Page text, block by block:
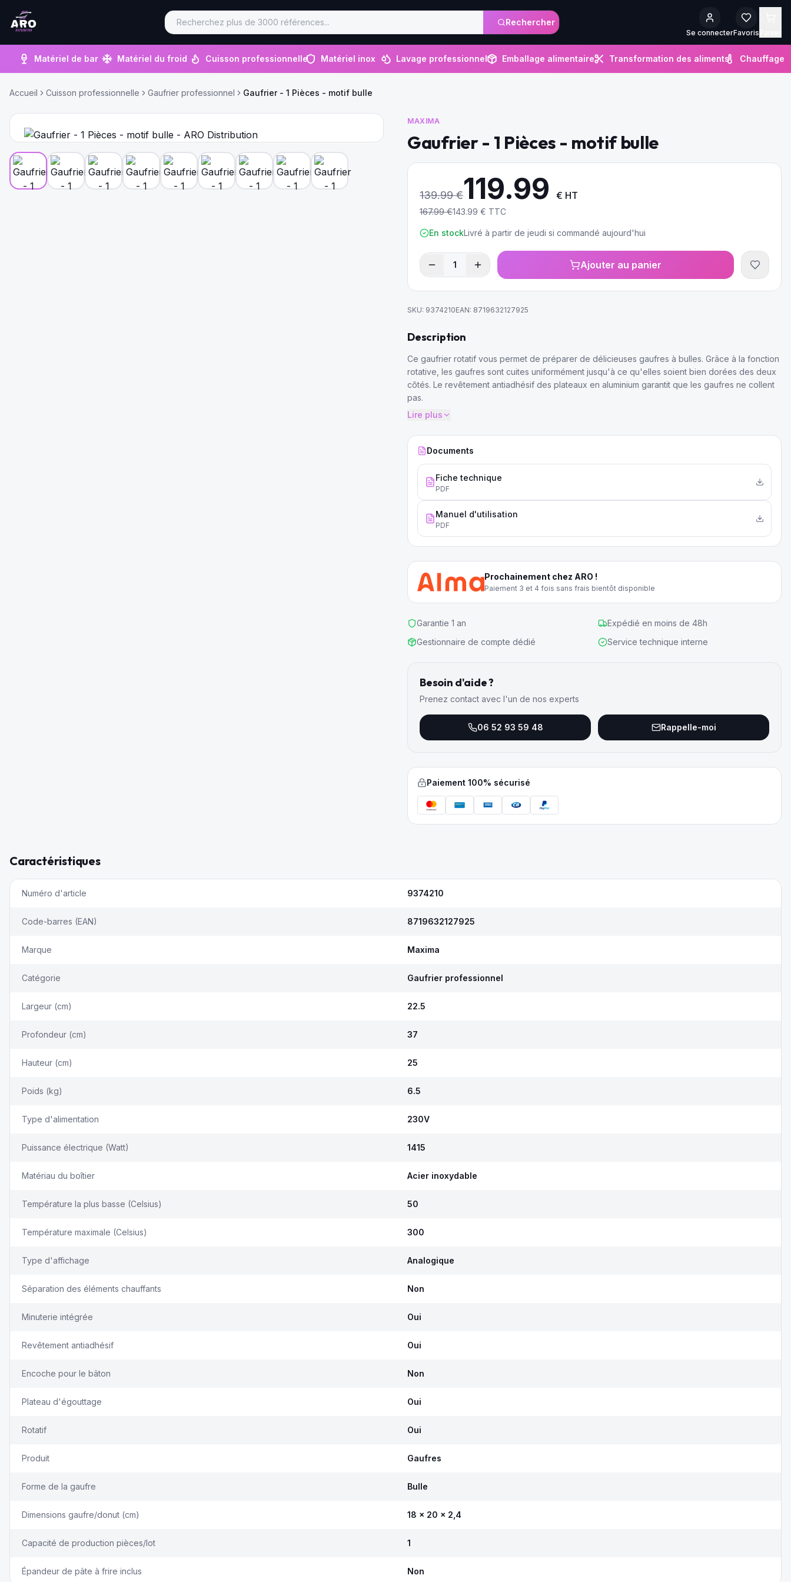
Rechercher
Se connecterFavoris
Matériel de bar Matériel du froid Cuisson professionnelle Matériel inox Lavage professionnel Emballage alimentaire Transformation des aliments Chauffage
Accueil Cuisson professionnelle Gaufrier professionnel Gaufrier - 1 Pièces - motif bulle
MAXIMA
Gaufrier - 1 Pièces - motif bulle
139.99€119.99 € HT
167.99€143.99 € TTC
En stockLivré à partir de jeudi si commandé aujourd'hui
1 Ajouter au panier
SKU: 9374210EAN: 8719632127925
Description
Ce gaufrier rotatif vous permet de préparer de délicieuses gaufres à bulles. Grâce à la fonction
rotative, les gaufres sont cuites uniformément jusqu'à ce qu'elles soient bien dorées des deux
côtés. Le revêtement antiadhésif des plateaux en aluminium garantit que les gaufres ne collent
pas.
Lire plus
Documents
Fiche technique
PDF
Manuel d'utilisation
PDF
Prochainement chez ARO !
Paiement 3 et 4 fois sans frais bientôt disponible
Garantie 1 an
Expédié en moins de 48h
Gestionnaire de compte dédié
Service technique interne
Besoin d'aide ?
Prenez contact avec l'un de nos experts
06 52 93 59 48 Rappelle-moi
Paiement 100% sécurisé
Caractéristiques
Numéro d'article 9374210
Code-barres (EAN) 8719632127925
Marque Maxima
Catégorie Gaufrier professionnel
Largeur (cm) 22.5
Profondeur (cm) 37
Hauteur (cm) 25
Poids (kg) 6.5
Type d'alimentation 230V
Puissance électrique (Watt) 1415
Matériau du boîtier Acier inoxydable
Température la plus basse (Celsius) 50
Température maximale (Celsius) 300
Type d'affichage Analogique
Séparation des éléments chauffants Non
Minuterie intégrée Oui
Revêtement antiadhésif Oui
Encoche pour le bâton Non
Plateau d'égouttage Oui
Rotatif Oui
Produit Gaufres
Forme de la gaufre Bulle
Dimensions gaufre/donut (cm) 18 x 20 x 2,4
Capacité de production pièces/lot 1
Épandeur de pâte à frire inclus Non